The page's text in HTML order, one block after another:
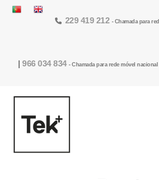
229 419 212 - Chamada para
| 966 034 834 - Chamada para rede móvel nacional